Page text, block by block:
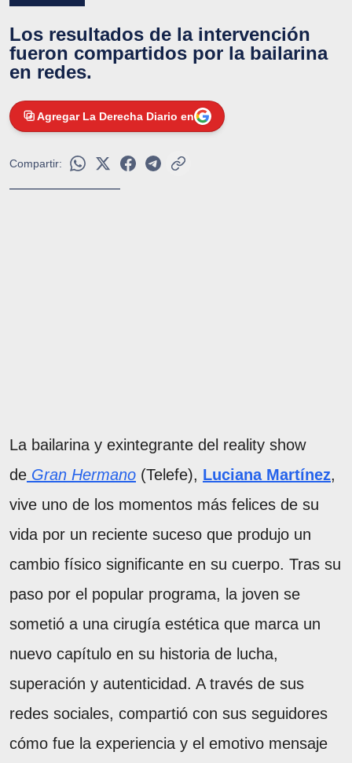
Los resultados de la intervención
fueron compartidos por la bailarina
en redes.
Agregar La Derecha Diario en
Compartir:
La bailarina y exintegrante del reality show
de Gran Hermano (Telefe), Luciana Martínez,
vive uno de los momentos más felices de su
vida por un reciente suceso que produjo un
cambio físico significante en su cuerpo. Tras su
paso por el popular programa, la joven se
sometió a una cirugía estética que marca un
nuevo capítulo en su historia de lucha,
superación y autenticidad. A través de sus
redes sociales, compartió con sus seguidores
cómo fue la experiencia y el emotivo mensaje